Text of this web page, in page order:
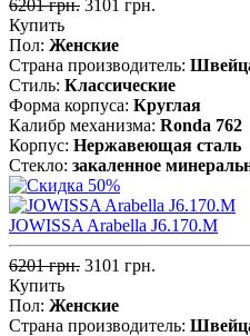
6201 грн. 3101 грн.
Купить
Пол: Женские
Страна производитель:
Стиль: Классические
Форма корпуса: Круглая
Калибр механизма: Ronda 762
Корпус: Нержавеющая cталь
Стекло: закаленное
JOWISSA Arabella J6.170.M
6201 грн. 3101 грн.
Купить
Пол: Женские
Страна производитель: